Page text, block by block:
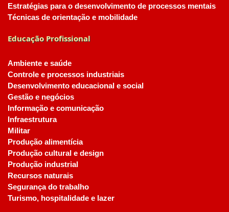
Estratégias para o desenvolvimento de processos mentais
Técnicas de orientação e mobilidade
Educação Profissional
Ambiente e saúde
Controle e processos industriais
Desenvolvimento educacional e social
Gestão e negócios
Informação e comunicação
Infraestrutura
Militar
Produção alimentícia
Produção cultural e design
Produção industrial
Recursos naturais
Segurança do trabalho
Turismo, hospitalidade e lazer